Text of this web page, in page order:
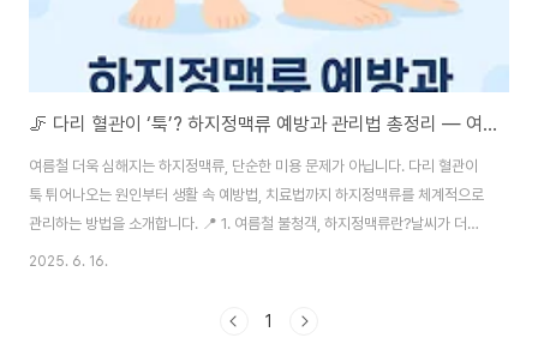
🦵 다리 혈관이 ‘툭’? 하지정맥류 예방과 관리법 총정리 — 여름철 다리 건강 지키기
여름철 더욱 심해지는 하지정맥류, 단순한 미용 문제가 아닙니다. 다리 혈관이
툭 튀어나오는 원인부터 생활 속 예방법, 치료법까지 하지정맥류를 체계적으로
관리하는 방법을 소개합니다. 📍 1. 여름철 불청객, 하지정맥류란?날씨가 더워
지면 환자가 급증하는 대표적 질환 중 하나가 바로 하지정맥류입니다.‘다리 혈
는 분들이 많습니다. 📌 하지정맥류란?다리 정맥의 판막 기능 저하 → 혈액 역
2025. 6. 16.
1